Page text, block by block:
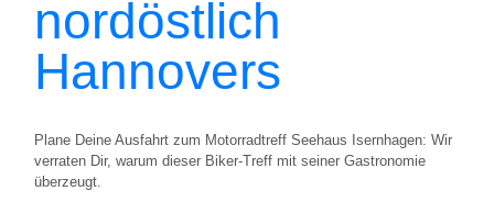
nordöstlich
Hannovers
Plane Deine Ausfahrt zum Motorradtreff Seehaus Isernhagen: Wir
verraten Dir, warum dieser Biker-Treff mit seiner Gastronomie
überzeugt.